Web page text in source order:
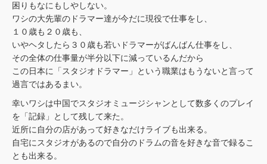
困りもなにもしやしない。
ワシの大先輩のドラマー達が今だに現役で仕事をし、
１０歳も２０歳も、
いやヘタしたら３０歳も若いドラマーがばんばん仕事をし、
その全体の仕事量が半分以下に減っているんだから
この日本に「スタジオドラマー」という職業はもうないと言って
過言ではあるまい。
幸いワシは中国でスタジオミュージシャンとして数多くのプレイ
を「記録」として残して来た。
近所に自分の店があって好きなだけライブも出来る。
自宅にスタジオがあるので自分のドラムの音を好きな音で録るこ
とも出来る。